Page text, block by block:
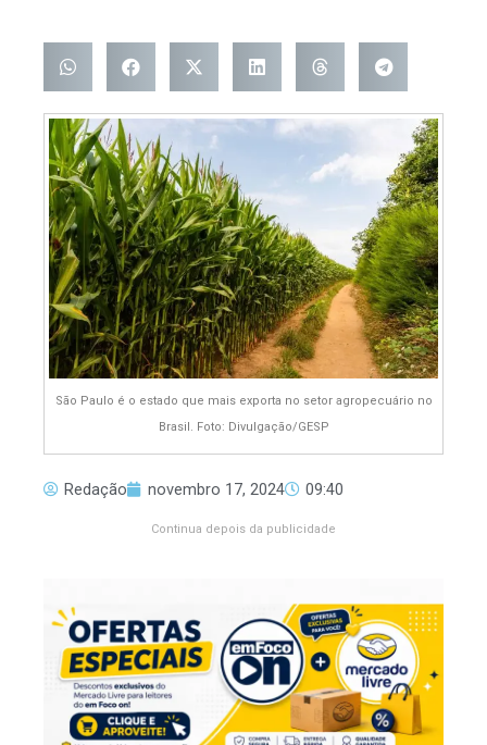
São Paulo é o estado que mais exporta no setor agropecuário no
Brasil. Foto: Divulgação/GESP
Redação novembro 17, 2024 09:40
Continua depois da publicidade